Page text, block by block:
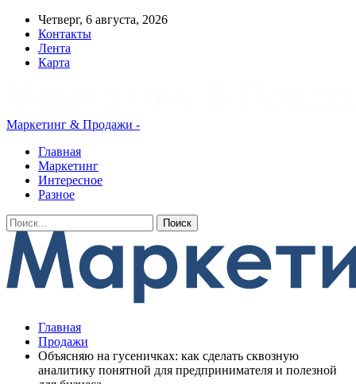
Четверг, 6 августа, 2026
Контакты
Лента
Карта
Маркетинг & Продажи -
Главная
Маркетинг
Интересное
Разное
Главная
Продажи
Объясняю на гусеничках: как сделать сквозную
аналитику понятной для предпринимателя и полезной